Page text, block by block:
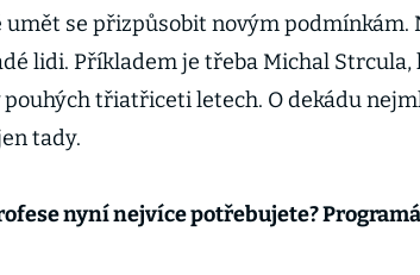
se přizpůsobit novým podmínkám.
lidi. Příkladem je třeba Michal
pouhých třiatřiceti letech. O dekádu
tady.
nyní nejvíce potřebujete?